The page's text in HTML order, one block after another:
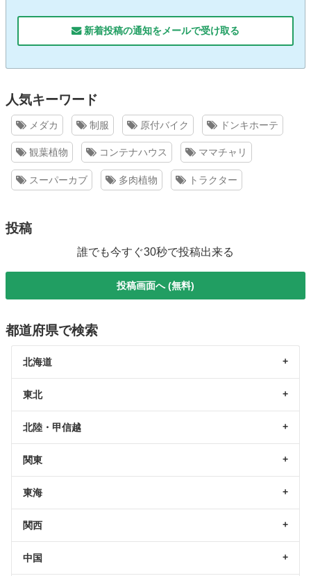
新着投稿の通知をメールで受け取る
人気キーワード
メダカ 制服 原付バイク ドンキホーテ
観葉植物 コンテナハウス ママチャリ
スーパーカブ 多肉植物 トラクター
投稿
誰でも今すぐ30秒で投稿出来る
投稿画面へ (無料)
都道府県で検索
北海道
東北
北陸・甲信越
関東
東海
関西
中国